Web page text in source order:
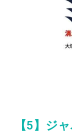
【5】ジ